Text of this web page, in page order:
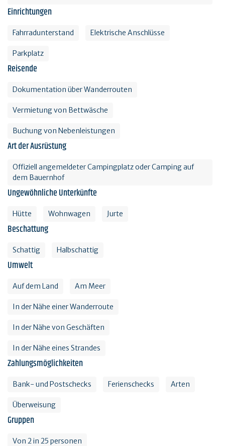
Einrichtungen
Fahrradunterstand Elektrische Anschlüsse
Parkplatz
Reisende
Dokumentation über Wanderrouten
Vermietung von Bettwäsche
Buchung von Nebenleistungen
Art der Ausrüstung
Offiziell angemeldeter Campingplatz oder Camping auf
dem Bauernhof
Ungewöhnliche Unterkünfte
Hütte Wohnwagen Jurte
Beschattung
Schattig Halbschattig
Umwelt
Auf dem Land Am Meer
In der Nähe einer Wanderroute
In der Nähe von Geschäften
In der Nähe eines Strandes
Zahlungsmöglichkeiten
Bank- und Postschecks Ferienschecks Arten
Überweisung
Gruppen
Von 2 in 25 personen